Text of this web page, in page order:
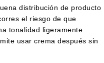
distribución de producto
el riesgo de que
tonalidad ligeramente
usar crema después sin